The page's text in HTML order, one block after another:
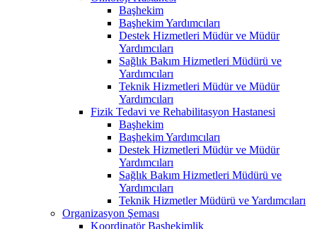
Başhekim
Başhekim Yardımcıları
Destek Hizmetleri Müdür ve Müdür
Yardımcıları
Sağlık Bakım Hizmetleri Müdürü ve
Yardımcıları
Teknik Hizmetleri Müdür ve Müdür
Yardımcıları
Fizik Tedavi ve Rehabilitasyon Hastanesi
Başhekim
Başhekim Yardımcıları
Destek Hizmetleri Müdür ve Müdür
Yardımcıları
Sağlık Bakım Hizmetleri Müdürü ve
Yardımcıları
Teknik Hizmetler Müdürü ve Yardımcıları
Organizasyon Şeması
Koordinatör Başhekimlik